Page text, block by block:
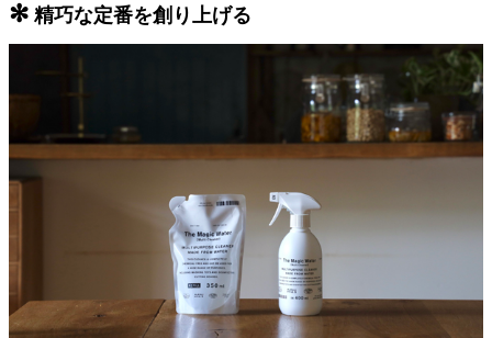
✻ 精巧な定番を創り上げる